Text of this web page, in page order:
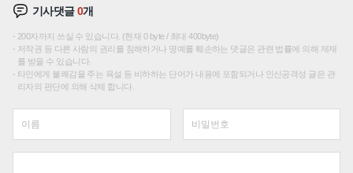
기사댓글0개
200자까지 쓰실 수 있습니다. (현재 0 byte / 최대 400byte)
저작권 등 다른 사람의 권리를 침해하거나 명예를 훼손하는 댓글은 관련 법률에 의해 제재
를 받을 수 있습니다.
타인에게 불쾌감을 주는 욕설 등 비하하는 단어가 내용에 포함되거나 인신공격성 글은 관
리자의 판단에 의해 삭제 합니다.